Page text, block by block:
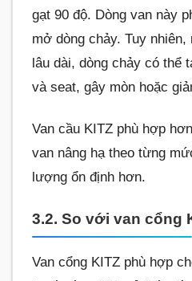
gạt 90 độ. Dòng van này
mở dòng chảy. Tuy
lâu dài, dòng chảy có thể
và seat, gây mòn hoặc
Van cầu KITZ phù hợp
van nâng hạ theo từng
lượng ổn định hơn.
3.2. So với van cổng
Van cổng KITZ phù hợp